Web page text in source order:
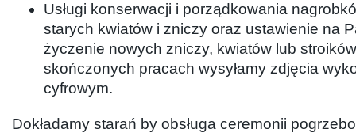
Usługi konserwacji i porządkowania
starych kwiatów i zniczy oraz ustawienie na
życzenie nowych zniczy, kwiatów lub
skończonych pracach wysyłamy zdjęcia
cyfrowym.
Dokładamy starań by obsługa ceremonii